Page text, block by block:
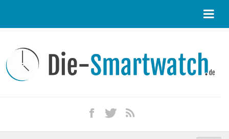
Kontakt / Tipp geben
Impressum
iPhone kaufen